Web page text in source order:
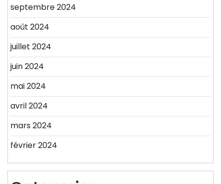
septembre 2024
août 2024
juillet 2024
juin 2024
mai 2024
avril 2024
mars 2024
février 2024